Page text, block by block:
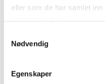
eller som de har samlet
tjenestene deres.
Nødvendig
Egenskaper
Produktnummer:
62991
Dela den här produkten